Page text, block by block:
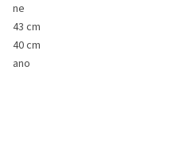
ne
43 cm
40 cm
ano